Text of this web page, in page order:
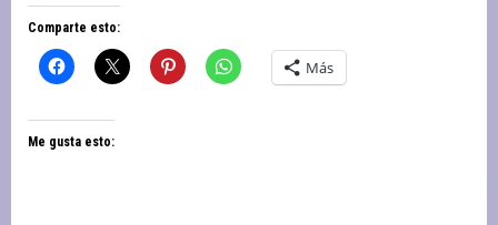
correo
electrónico
Comparte esto:
Más
Me gusta esto: